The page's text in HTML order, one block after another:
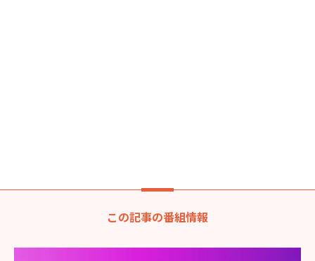
この記事の番組情報